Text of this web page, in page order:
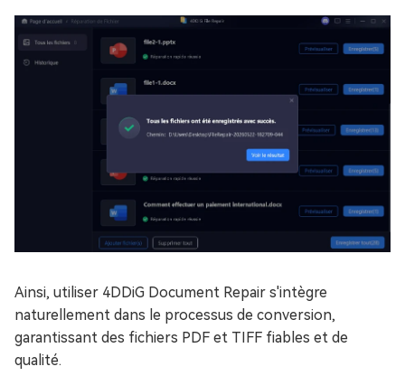
Ainsi, utiliser 4DDiG Document Repair s'intègre
naturellement dans le processus de conversion,
garantissant des fichiers PDF et TIFF fiables et de
qualité.